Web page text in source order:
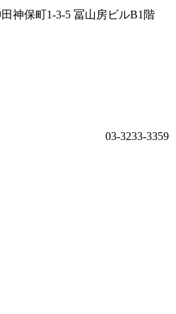
神保町1-3-5 冨山房ビルB1階
03-3233-3359